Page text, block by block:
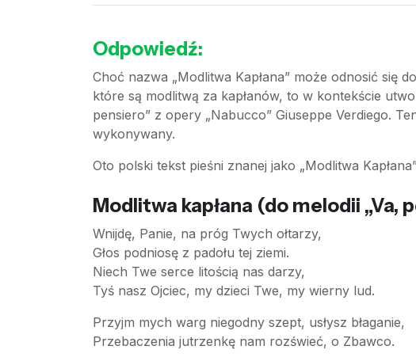
Odpowiedź:
Choć nazwa „Modlitwa Kapłana” może odnosić się
które są modlitwą za kapłanów, to w kontekście
pensiero” z opery „Nabucco” Giuseppe Verdiego.
wykonywany.
Oto polski tekst pieśni znanej jako „Modlitwa
Modlitwa kapłana (do melodii „Va,
Wnijdę, Panie, na próg Twych ołtarzy,
Głos podniosę z padołu tej ziemi.
Niech Twe serce litością nas darzy,
Tyś nasz Ojciec, my dzieci Twe, my wierny lud.
Przyjm mych warg niegodny szept, usłysz błaganie,
Przebaczenia jutrzenkę nam rozświeć, o Zbawco.